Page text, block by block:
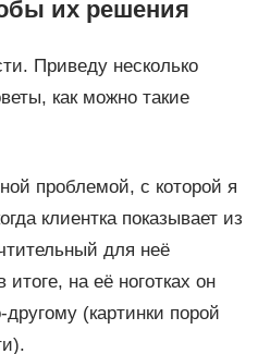
их решения
Приведу несколько
как можно такие
проблемой, с которой я
клиентка показывает из
для неё
на её ноготках он
(картинки порой